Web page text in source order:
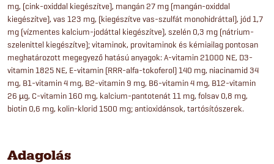
mg, (cink-oxiddal kiegészítve), mangán 27 mg (mangán-oxiddal
kiegészítve), vas 123 mg, (kiegészítve vas-szulfát monohidráttal), jód 1,7
mg (vízmentes kalcium-jodáttal kiegészítve), szelén 0,3 mg (nátrium-
szelenittel kiegészítve); vitaminok, provitaminok és kémiailag pontosan
meghatározott megegyező hatású anyagok: A-vitamin 21000 NE, D3-
vitamin 1825 NE, E-vitamin (RRR-alfa-tokoferol) 140 mg, niacinamid 34
mg, B1-vitamin 4 mg, B2-vitamin 9 mg, B6-vitamin 4 mg, B12-vitamin
26 µg, C-vitamin 160 mg, kalcium-pantotenát 11 mg, folsav 0,8 mg,
biotin 0,6 mg, kolin-klorid 1500 mg; antioxidánsok, tartósítószerek.
Adagolás